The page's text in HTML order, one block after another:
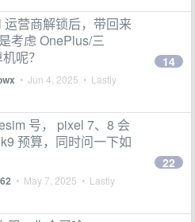
营商解锁后，带回来
考虑 OnePlus/三
呢？
• Jun 4, 2025 • Lastly
14
号， pixel 7、8 会
预算，同时问一下如
• May 7, 2025 • Lastly
22